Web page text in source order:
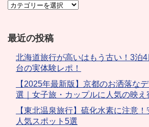
最近の投稿
北海道旅行が高いはもう古い！3泊
台の実体験レポ！
【2025年最新版】京都のお洒落な
選｜女子旅・カップルに人気の映え
【東北温泉旅行】硫化水素に注意
人気スポット5選